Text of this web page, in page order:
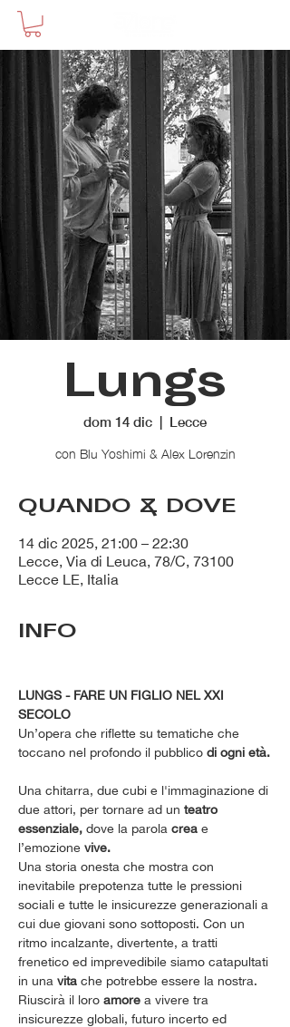
Lungs
dom 14 dic
  |
Lecce
con Blu Yoshimi & Alex Lorenzin
QUANDO & DOVE
14 dic 2025, 21:00 – 22:30
Lecce, Via di Leuca, 78/C, 73100
Lecce LE, Italia
INFO
LUNGS - FARE UN FIGLIO NEL XXI
SECOLO
Un’opera che riflette su tematiche che
toccano nel profondo il pubblico di ogni età.
Una chitarra, due cubi e l'immaginazione di
due attori, per tornare ad un teatro
essenziale, dove la parola crea e
l’emozione vive.
Una storia onesta che mostra con
inevitabile prepotenza tutte le pressioni
sociali e tutte le insicurezze generazionali a
cui due giovani sono sottoposti. Con un
ritmo incalzante, divertente, a tratti
frenetico ed imprevedibile siamo catapultati
in una vita che potrebbe essere la nostra.
Riuscirà il loro amore a vivere tra
insicurezze globali, futuro incerto ed